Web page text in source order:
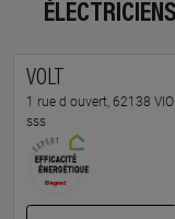
VOLT
1 rue d ouvert, 62138
sss